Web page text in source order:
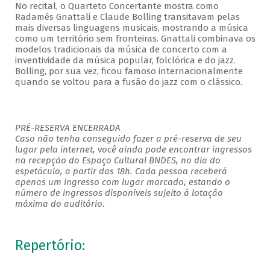
No recital, o Quarteto Concertante mostra como
Radamés Gnattali e Claude Bolling transitavam pelas
mais diversas linguagens musicais, mostrando a música
como um território sem fronteiras. Gnattali combinava os
modelos tradicionais da música de concerto com a
inventividade da música popular, folclórica e do jazz.
Bolling, por sua vez, ficou famoso internacionalmente
quando se voltou para a fusão do jazz com o clássico.
PRÉ-RESERVA ENCERRADA
Caso não tenha conseguido fazer a pré-reserva de seu
lugar pela internet, você ainda pode encontrar ingressos
na recepção do Espaço Cultural BNDES, no dia do
espetáculo, a partir das 18h. Cada pessoa receberá
apenas um ingresso com lugar marcado, estando o
número de ingressos disponíveis sujeito à lotação
máxima do auditório.
Repertório: